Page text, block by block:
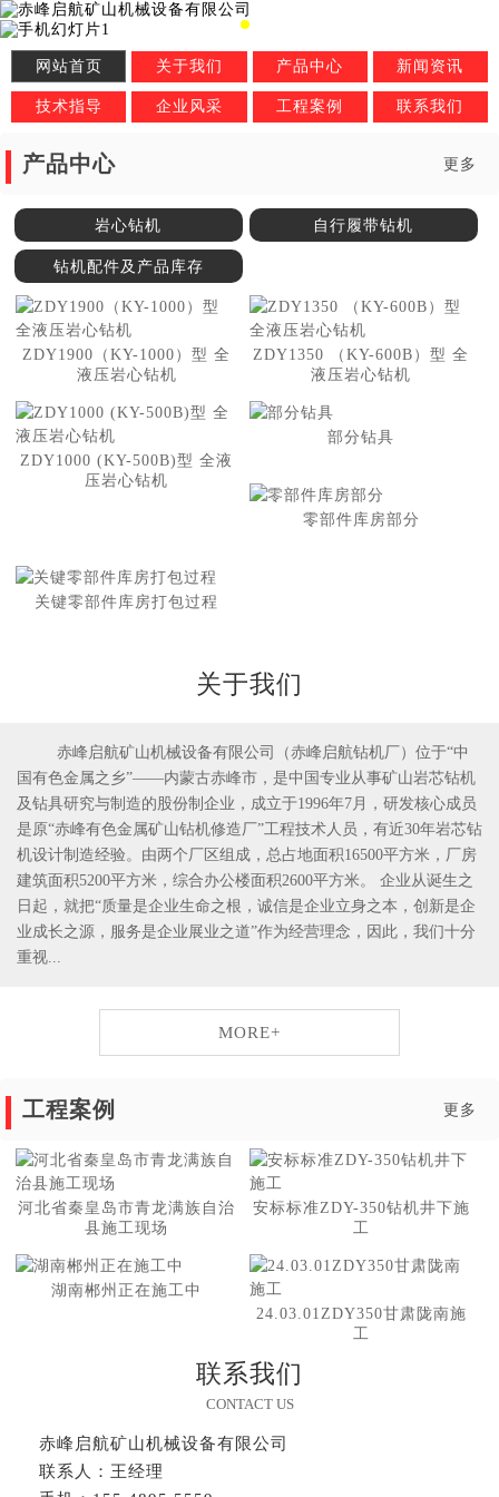
2
网站首页 关于我们 产品中心 新闻资讯
技术指导 企业风采 工程案例 联系我们
产品中心 更多
岩心钻机 自行履带钻机
钻机配件及产品库存
ZDY1900（KY-1000）型 全
液压岩心钻机
ZDY1350 （KY-600B）型 全
液压岩心钻机
ZDY1000 (KY-500B)型 全液
压岩心钻机
部分钻具
零部件库房部分
关键零部件库房打包过程
关于我们
赤峰启航矿山机械设备有限公司（赤峰启航钻机厂）位于“中
国有色金属之乡”——内蒙古赤峰市，是中国专业从事矿山岩芯钻机
及钻具研究与制造的股份制企业，成立于1996年7月，研发核心成员
是原“赤峰有色金属矿山钻机修造厂”工程技术人员，有近30年岩芯钻
机设计制造经验。由两个厂区组成，总占地面积16500平方米，厂房
建筑面积5200平方米，综合办公楼面积2600平方米。 企业从诞生之
日起，就把“质量是企业生命之根，诚信是企业立身之本，创新是企
业成长之源，服务是企业展业之道”作为经营理念，因此，我们十分
重视...
MORE+
工程案例 更多
河北省秦皇岛市青龙满族自治
县施工现场
安标标准ZDY-350钻机井下施
工
湖南郴州正在施工中
24.03.01ZDY350甘肃陇南施
工
联系我们
CONTACT US
赤峰启航矿山机械设备有限公司
联系人：王经理